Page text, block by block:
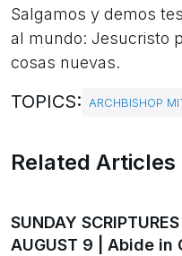
Salgamos y demos
al mundo: Jesucristo
cosas nuevas.
TOPICS: ARCHBISHOP
Related Articles
SUNDAY
AUGUST 9 | Abide in